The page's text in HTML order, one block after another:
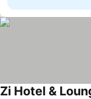
Zi Hotel &